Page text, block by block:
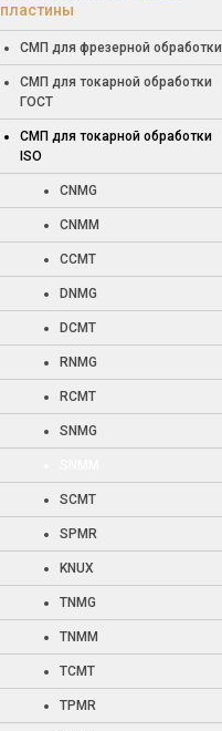
пластины
СМП для фрезерной обработки
СМП для токарной обработки
ГОСТ
СМП для токарной обработки
ISO
CNMG
CNMM
CCMT
DNMG
DCMT
RNMG
RCMT
SNMG
SCMT
SPMR
KNUX
TNMG
TNMM
TCMT
TPMR